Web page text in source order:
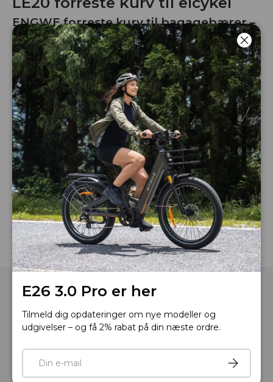
ENGWE forreste kurv til bagagebærer –
kun til LE20
589,00 kr Rupture de stock
Antal
-
+
Giv besked, når varen er på lager
igen
Køb nu
FAQ
Luk
E26 3.0 Pro er her
Tilmeld dig opdateringer om nye modeller og
udgivelser – og få 2% rabat på din næste ordre.
E-mail Tilmeld
Telefon: +33 805980036
Åbningstider: Mandag til fredag, 9:00 til 18:00 (GMT+1)